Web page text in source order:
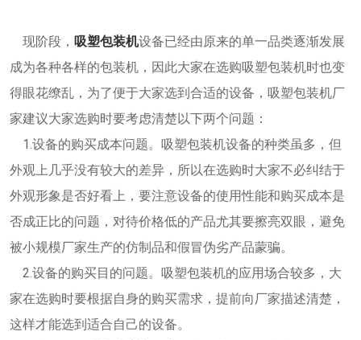
现阶段， 吸塑包装机设备已经由原来的单一品类逐渐发展
成为各种各样的包装机，因此大家在选购吸塑包装机时也变
得眼花缭乱，为了便于大家选到合适的设备，吸塑包装机厂
家建议大家选购时要考虑清楚以下两个问题：
1.设备的购买成本问题。吸塑包装机设备的种类虽多，但
外观上几乎没有较大的差异，所以在选购时大家不必纠结于
外观形象是否好看上，要注意设备的使用性能和购买成本是
否成正比的问题，对待价格低的产品尤其要擦亮双眼，避免
被小规模厂家生产的仿制品和假冒伪劣产品蒙骗。
2.设备的购买目的问题。吸塑包装机的应用场合较多，大
家在选购时要根据自身的购买需求，提前向厂家描述清楚，
这样才能选到适合自己的设备。